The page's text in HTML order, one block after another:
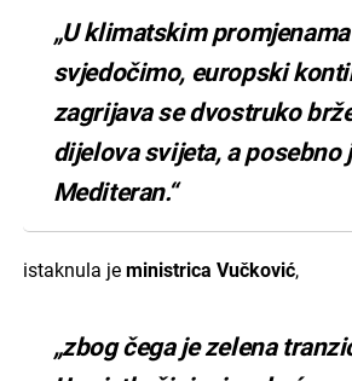
„U klimatskim
svjedočimo, europski
zagrijava se dvostruko
dijelova svijeta, a posebno
Mediteran.“
istaknula je ministrica Vučković,
„zbog čega je zelena